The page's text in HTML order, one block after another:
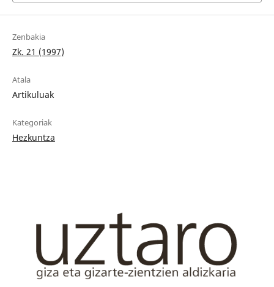
Zenbakia
Zk. 21 (1997)
Atala
Artikuluak
Kategoriak
Hezkuntza